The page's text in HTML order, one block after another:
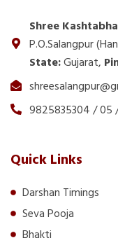
Shree
P.O.Salangpur
State:Gujarat,
9825835304 / 05
Quick Links
Darshan Timings
Seva Pooja
Bhakti